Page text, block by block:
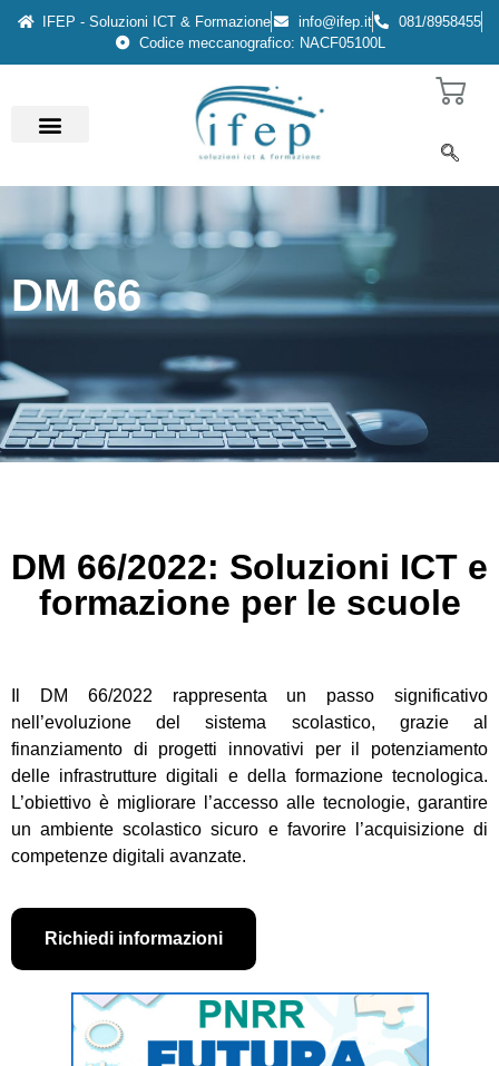
IFEP - Soluzioni ICT & Formazione info@ifep.it
081/8958455
Codice meccanografico: NACF05100L
DM 66
DM 66/2022: Soluzioni ICT e
formazione per le scuole
Il DM 66/2022 rappresenta un passo significativo
nell’evoluzione del sistema scolastico, grazie al
finanziamento di progetti innovativi per il potenziamento
delle infrastrutture digitali e della formazione tecnologica.
L’obiettivo è migliorare l’accesso alle tecnologie, garantire
un ambiente scolastico sicuro e favorire l’acquisizione di
competenze digitali avanzate.
Richiedi informazioni